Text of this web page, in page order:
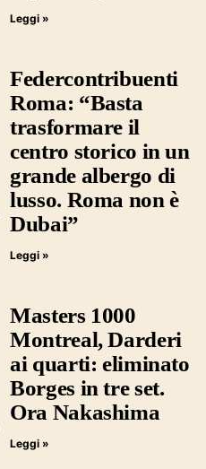
Leggi »
Federcontribuenti
Roma: “Basta
trasformare il
centro storico in un
grande albergo di
lusso. Roma non è
Dubai”
Leggi »
Masters 1000
Montreal, Darderi
ai quarti: eliminato
Borges in tre set.
Ora Nakashima
Leggi »